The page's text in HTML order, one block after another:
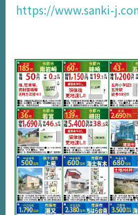
住宅
デジ
不動
https://www.sanki-